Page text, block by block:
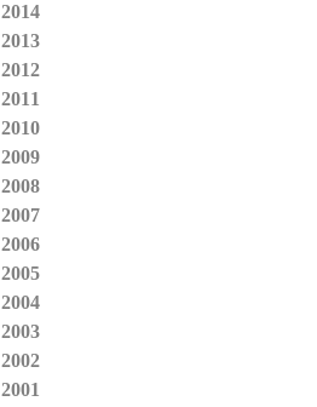
2014
2013
2012
2011
2010
2009
2008
2007
2006
2005
2004
2003
2002
2001